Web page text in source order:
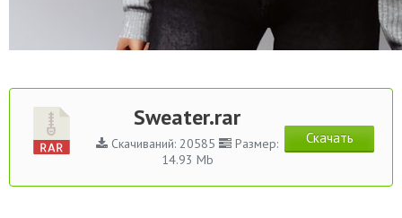
Sweater.rar
Скачиваний: 20585
Размер:
14.93 Mb
Скачать